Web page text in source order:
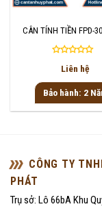
CÂN TÍNH TIỀN FPD-
Được
hạng
0
5
Liên hệ
Bảo hành: 2
CÔNG TY
PHÁT
Trụ sở: Lô 66bA Khu